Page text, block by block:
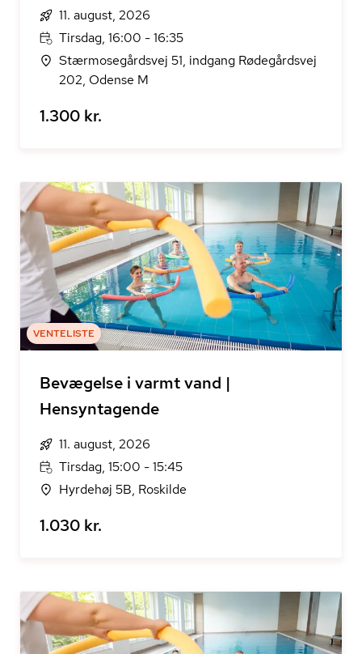
11. august, 2026
Tirsdag, 16:00 - 16:35
Stærmosegårdsvej 51, indgang Rødegårdsvej
202, Odense M
1.300 kr.
VENTELISTE
Bevægelse i varmt vand |
Hensyntagende
11. august, 2026
Tirsdag, 15:00 - 15:45
Hyrdehøj 5B, Roskilde
1.030 kr.